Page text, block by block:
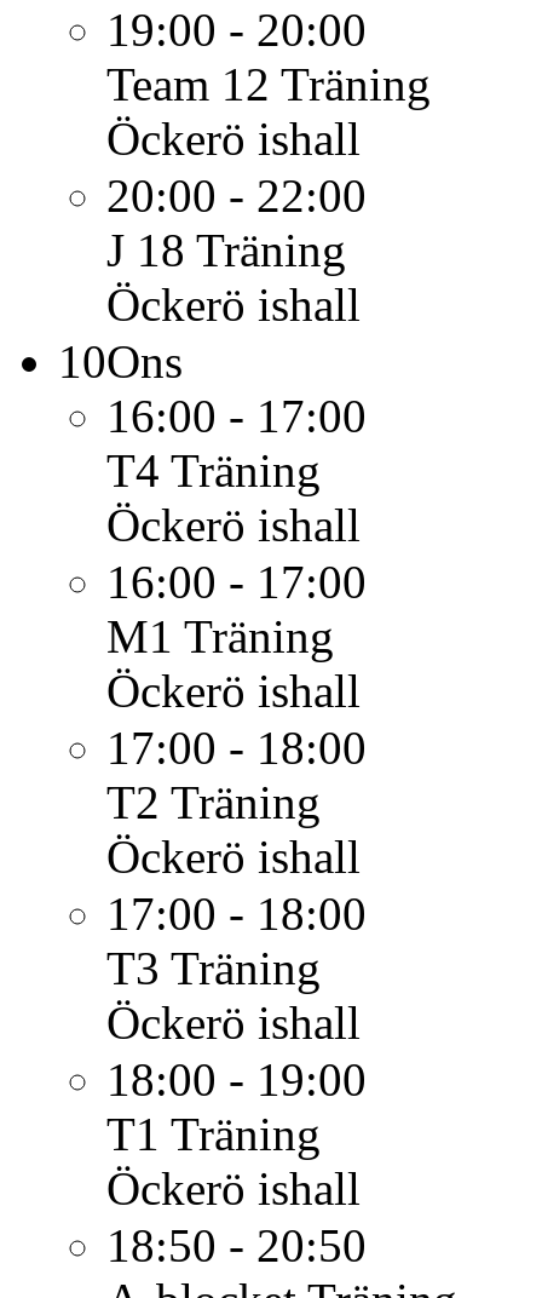
19:00 - 20:00
Team 12 Träning
Öckerö ishall
20:00 - 22:00
J 18 Träning
Öckerö ishall
10Ons
16:00 - 17:00
T4 Träning
Öckerö ishall
16:00 - 17:00
M1 Träning
Öckerö ishall
17:00 - 18:00
T2 Träning
Öckerö ishall
17:00 - 18:00
T3 Träning
Öckerö ishall
18:00 - 19:00
T1 Träning
Öckerö ishall
18:50 - 20:50